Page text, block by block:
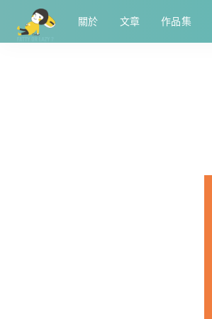
關於 文章 作品集